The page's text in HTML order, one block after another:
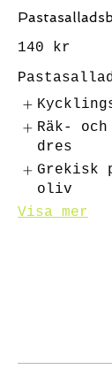
140 kr
Räk-
dres
Grekisk
oliv
Visa mer